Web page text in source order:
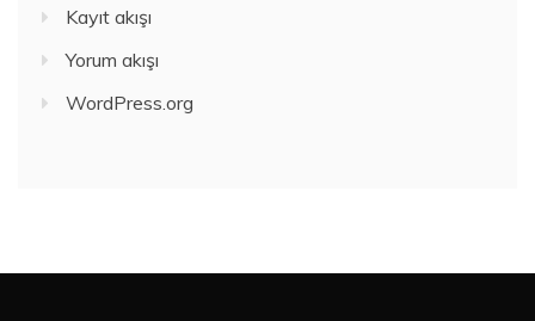
Kayıt akışı
Yorum akışı
WordPress.org